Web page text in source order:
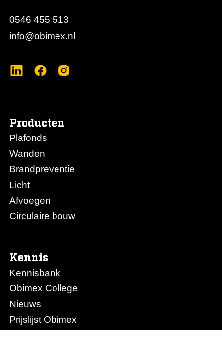
0546 455 513
info@obimex.nl
Producten
Plafonds
Wanden
Brandpreventie
Licht
Afvoegen
Circulaire bouw
Kennis
Kennisbank
Obimex College
Nieuws
Prijslijst Obimex